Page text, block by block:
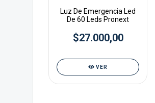
Luz De Emergencia Led
De 60 Leds Pronext
$27.000,00
VER